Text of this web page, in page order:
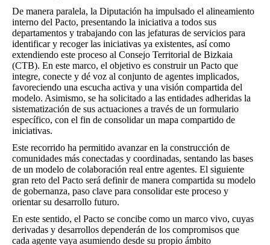
De manera paralela, la Diputación ha impulsado el alineamiento
interno del Pacto, presentando la iniciativa a todos sus
departamentos y trabajando con las jefaturas de servicios para
identificar y recoger las iniciativas ya existentes, así como
extendiendo este proceso al Consejo Territorial de Bizkaia
(CTB). En este marco, el objetivo es construir un Pacto que
integre, conecte y dé voz al conjunto de agentes implicados,
favoreciendo una escucha activa y una visión compartida del
modelo. Asimismo, se ha solicitado a las entidades adheridas la
sistematización de sus actuaciones a través de un formulario
específico, con el fin de consolidar un mapa compartido de
iniciativas.
Este recorrido ha permitido avanzar en la construcción de
comunidades más conectadas y coordinadas, sentando las bases
de un modelo de colaboración real entre agentes. El siguiente
gran reto del Pacto será definir de manera compartida su modelo
de gobernanza, paso clave para consolidar este proceso y
orientar su desarrollo futuro.
En este sentido, el Pacto se concibe como un marco vivo, cuyas
derivadas y desarrollos dependerán de los compromisos que
cada agente vaya asumiendo desde su propio ámbito